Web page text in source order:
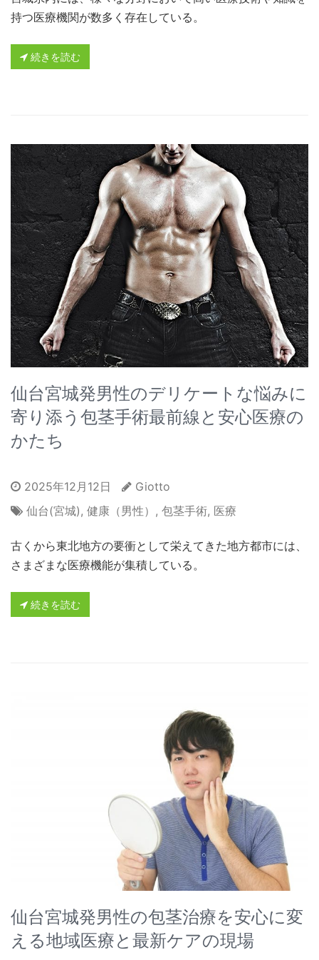
持つ医療機関が数多く存在している。
続きを読む
仙台宮城発男性のデリケートな悩みに
寄り添う包茎手術最前線と安心医療の
かたち
2025年12月12日
Giotto
仙台(宮城), 健康（男性） , 包茎手術, 医療
古くから東北地方の要衝として栄えてきた地方都市には、
さまざまな医療機能が集積している。
続きを読む
仙台宮城発男性の包茎治療を安心に変
える地域医療と最新ケアの現場